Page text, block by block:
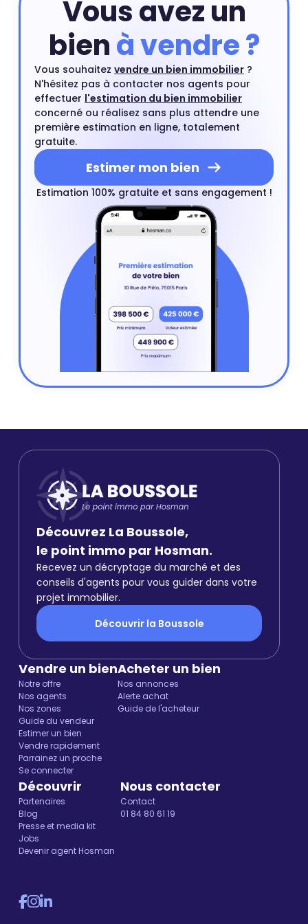
Vous avez un
bienà vendre ?
Vous souhaitez vendre un bien immobilier ?
N'hésitez pas à contacter nos agents pour
effectuer l'estimation du bien immobilier
concerné ou réalisez sans plus attendre une
première estimation en ligne, totalement
gratuite.
Estimer mon bien
Estimation 100% gratuite et sans engagement !
Découvrez La Boussole,
le point immo par Hosman.
Recevez un décryptage du marché et des
conseils d'agents pour vous guider dans votre
projet immobilier.
Découvrir la Boussole
Vendre un bien
Notre offre
Nos agents
Nos zones
Guide du vendeur
Estimer un bien
Vendre rapidement
Parrainez un proche
Se connecter
Acheter un bien
Nos annonces
Alerte achat
Guide de l'acheteur
Découvrir
Partenaires
Blog
Presse et media kit
Jobs
Devenir agent Hosman
Nous contacter
Contact
01 84 80 61 19